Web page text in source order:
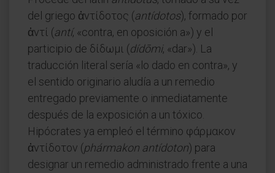
del griego ἀντίδοτος (antídotos), formado por
ἀντί (antí, «contra, en oposición a») y el
participio de δίδωμι (dídōmi, «dar»). La
traducción literal sería «lo dado en contra», y
el sentido originario aludía a un remedio
entregado previamente o inmediatamente
después de la exposición a un tóxico.
Hipócrates ya empleó el término φάρμακον
ἀντίδοτον (phármakon antídoton) para
designar un remedio administrado frente a una